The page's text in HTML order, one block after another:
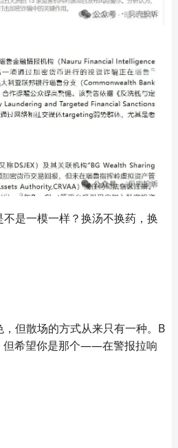
是一模一样？换汤不换药，换
但散场的方式从来只有一种。B
希望你是那个——在警报拉响